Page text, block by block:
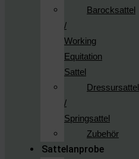
Barocksattel
/
Working
Equitation
Sattel
Dressursattel
/
Springsattel
Zubehör
Sattelanprobe